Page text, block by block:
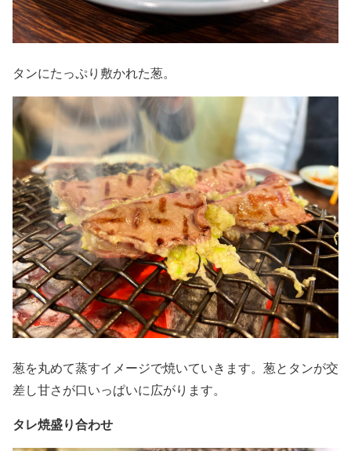
タンにたっぷり敷かれた葱。
葱を丸めて蒸すイメージで焼いていきます。葱とタンが交
差し甘さが口いっぱいに広がります。
タレ焼盛り合わせ